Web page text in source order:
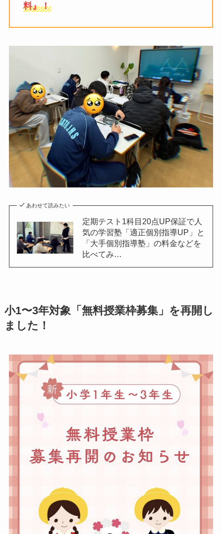
料』！
あわせて読みたい
定期テスト1科目20点UP保証で人
気の学習塾「適正個別指導UP」と
「大手個別指導塾」の料金などを
比べてみ…
小1〜3年対象「無料授業枠募集」を再開し
ました！